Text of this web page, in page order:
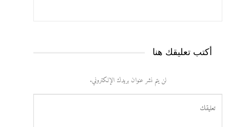
أكتب تعليقك هنا
لن يتم نشر عنوان بريدك الإلكتروني.